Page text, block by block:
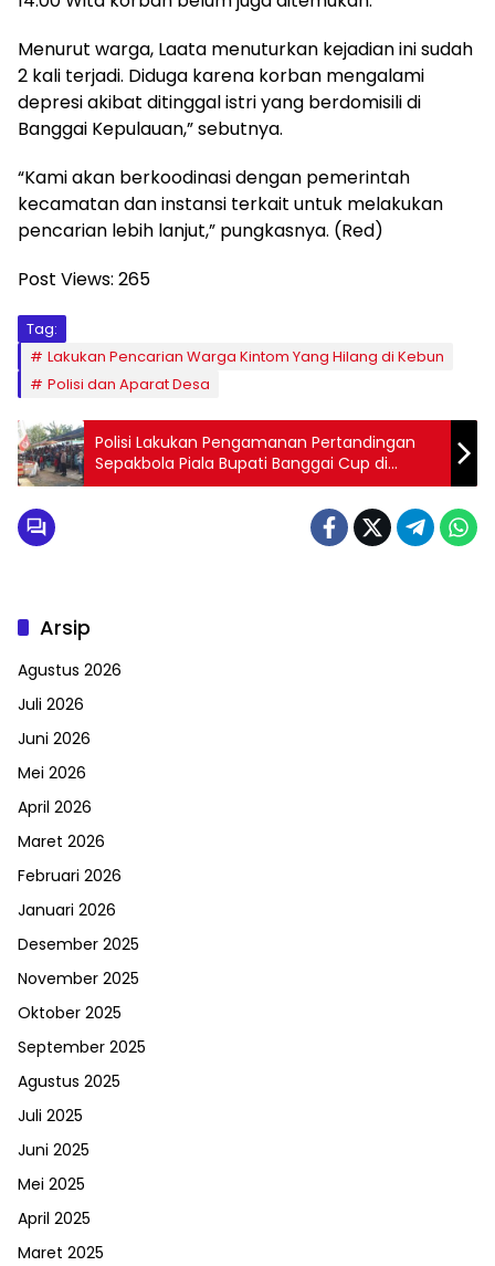
Menurut warga, Laata menuturkan kejadian ini sudah
2 kali terjadi. Diduga karena korban mengalami
depresi akibat ditinggal istri yang berdomisili di
Banggai Kepulauan,” sebutnya.
“Kami akan berkoodinasi dengan pemerintah
kecamatan dan instansi terkait untuk melakukan
pencarian lebih lanjut,” pungkasnya. (Red)
Post Views: 265
Tag:
Lakukan Pencarian Warga Kintom Yang Hilang di Kebun
Polisi dan Aparat Desa
Polisi Lakukan Pengamanan Pertandingan
Sepakbola Piala Bupati Banggai Cup di
Bualemo
Arsip
Agustus 2026
Juli 2026
Juni 2026
Mei 2026
April 2026
Maret 2026
Februari 2026
Januari 2026
Desember 2025
November 2025
Oktober 2025
September 2025
Agustus 2025
Juli 2025
Juni 2025
Mei 2025
April 2025
Maret 2025